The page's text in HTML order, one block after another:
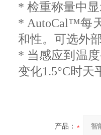
* 检重称量中
* AutoCal™每
和性。可选外
* 当感应到温
变化1.5°C时天
产品：